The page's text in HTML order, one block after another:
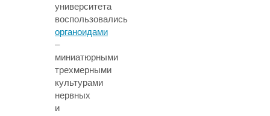
университета
воспользовались
органоидами
–
миниатюрными
трехмерными
культурами
нервных
и